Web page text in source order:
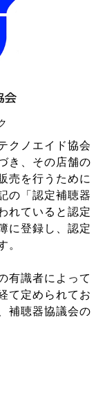
クノエイド協会
き、その店舗の
売を行うために
の「認定補聴器
れていると認定
に登録し、認定
。
有識者によって
て定められてお
補聴器協議会の